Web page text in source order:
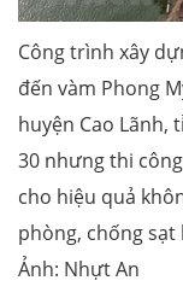
Công trình xây
đến vàm Phong
huyện Cao Lãnh,
30 nhưng thi
cho hiệu quả
phòng, chống sạt
Ảnh: Nhựt An